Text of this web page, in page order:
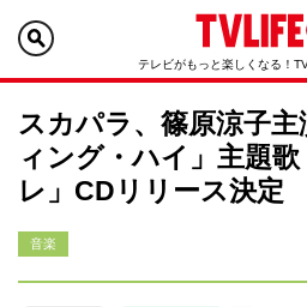
テレビがもっと楽しくなる！
スカパラ、篠原涼子
ィング・ハイ」主題
レ」CDリリース決定
音楽